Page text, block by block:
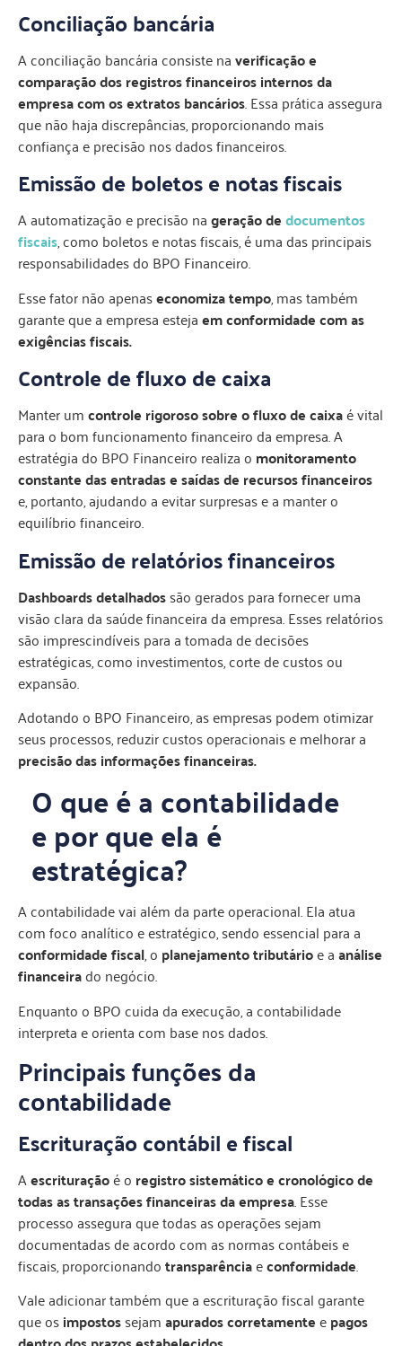
Conciliação bancária
A conciliação bancária consiste naverificação e
comparação dos registros financeiros internos da
empresa com os extratos bancários. Essa prática assegura
que não haja discrepâncias, proporcionando mais
confiança e precisão nos dados financeiros.
Emissão de boletos e notas fiscais
A automatização e precisão nageração dedocumentos
fiscais, como boletos e notas fiscais, é uma das principais
responsabilidades do BPO Financeiro.
Esse fator não apenaseconomiza tempo, mas também
garante que a empresa estejaem conformidade com as
exigências fiscais.
Controle de fluxo de caixa
Manter umcontrole rigoroso sobre o fluxo de caixaé vital
para o bom funcionamento financeiro da empresa. A
estratégia do BPO Financeiro realiza o monitoramento
constante das entradas e saídas de recursos financeiros
e, portanto, ajudando a evitar surpresas e a manter o
equilíbrio financeiro.
Emissão de relatórios financeiros
Dashboards detalhadossão gerados para fornecer uma
visão clara da saúde financeira da empresa. Esses relatórios
são imprescindíveis para a tomada de decisões
estratégicas, como investimentos, corte de custos ou
expansão.
Adotando o BPO Financeiro, as empresas podem otimizar
seus processos, reduzir custos operacionais e melhorar a
precisão das informações financeiras.
O que é a contabilidade
e por que ela é
estratégica?
A contabilidade vai além da parte operacional. Ela atua
com foco analítico e estratégico, sendo essencial para a
conformidade fiscal, o planejamento tributárioe aanálise
financeirado negócio.
Enquanto o BPO cuida da execução, a contabilidade
interpreta e orienta com base nos dados.
Principais funções da
contabilidade
Escrituração contábil e fiscal
Aescrituraçãoé o registro sistemático e cronológico de
todas as transações financeiras da empresa. Esse
processo assegura que todas as operações sejam
documentadas de acordo com as normas contábeis e
fiscais, proporcionandotransparênciaeconformidade.
Vale adicionar também que a escrituração fiscal garante
que osimpostossejamapurados corretamenteepagos